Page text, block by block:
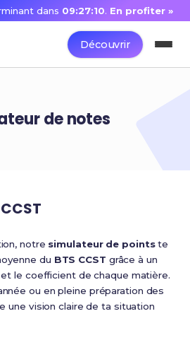
dans 09:27:10. En profiter »
Découvrir
de notes
notre simulateur de pointste
du BTS CCST grâce à un
le coefficient de chaque matière.
ou en pleine préparation des
une vision claire de ta situation